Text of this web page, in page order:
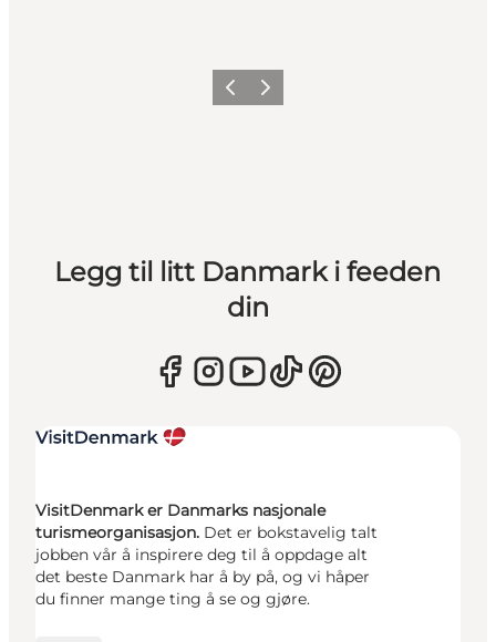
ForrigeNeste
Legg til litt Danmark i feeden
din
VisitDenmark er Danmarks nasjonale
turismeorganisasjon. Det er bokstavelig talt
jobben vår å inspirere deg til å oppdage alt
det beste Danmark har å by på, og vi håper
du finner mange ting å se og gjøre.